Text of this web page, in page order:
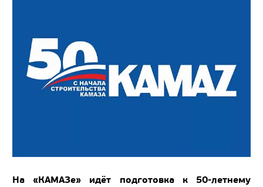
На «КАМАЗе» идёт подготовка к 50-летнему